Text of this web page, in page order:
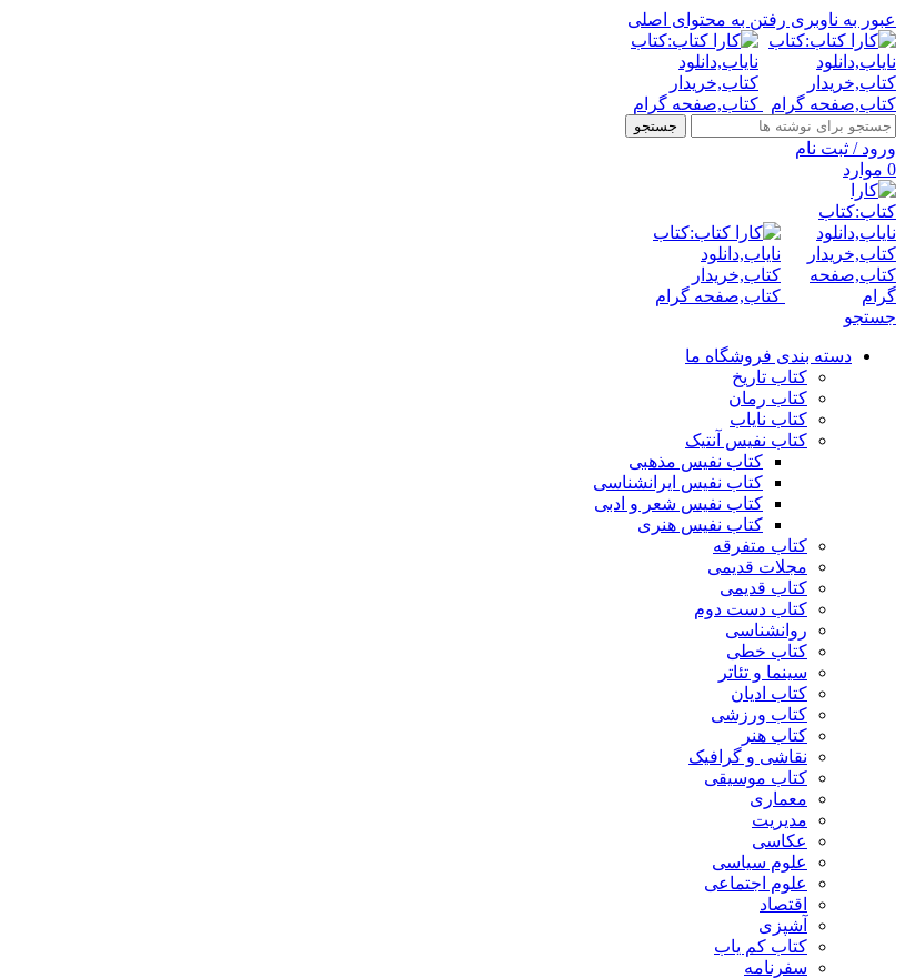
عبور به ناوبری رفتن به محتوای اصلی
جستجو
ورود / ثبت نام
0 موارد
جستجو
دسته بندی فروشگاه ما
کتاب تاریخ
کتاب رمان
کتاب نایاب
کتاب نفیس آنتیک
کتاب نفیس مذهبی
کتاب نفیس ایرانشناسی
کتاب نفیس شعر و ادبی
کتاب نفیس هنری
کتاب متفرقه
مجلات قدیمی
کتاب قدیمی
کتاب دست دوم
روانشناسی
کتاب خطی
سینما و تئاتر
کتاب ادیان
کتاب ورزشی
کتاب هنر
نقاشی و گرافیک
کتاب موسیقی
معماری
مدیریت
عکاسی
علوم سیاسی
علوم اجتماعی
اقتصاد
آشپزی
کتاب کم یاب
سفرنامه